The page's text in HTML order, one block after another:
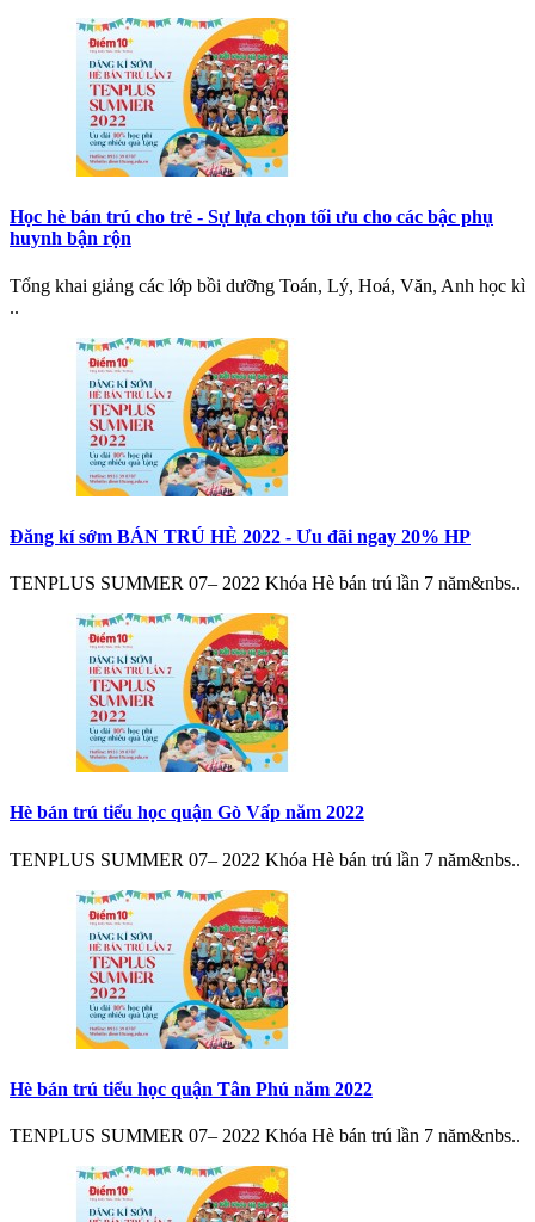
Học hè bán trú cho trẻ - Sự lựa chọn tối ưu cho các bậc phụ
huynh bận rộn
Tổng khai giảng các lớp bồi dưỡng Toán, Lý, Hoá, Văn, Anh học kì
..
Đăng kí sớm BÁN TRÚ HÈ 2022 - Ưu đãi ngay 20% HP
TENPLUS SUMMER 07– 2022 Khóa Hè bán trú lần 7 năm&nbs..
Hè bán trú tiểu học quận Gò Vấp năm 2022
TENPLUS SUMMER 07– 2022 Khóa Hè bán trú lần 7 năm&nbs..
Hè bán trú tiểu học quận Tân Phú năm 2022
TENPLUS SUMMER 07– 2022 Khóa Hè bán trú lần 7 năm&nbs..